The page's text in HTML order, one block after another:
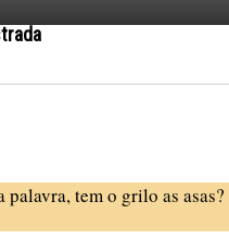
palavra, tem o grilo as asas?